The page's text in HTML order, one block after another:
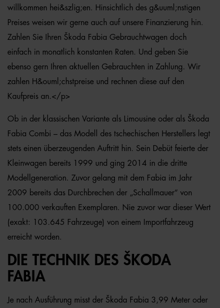
willkommen hei&szlig;en. Hinsichtlich des g&uuml;nstigen
Preises weisen wir gerne auch auf unsere Finanzierung hin.
Zahlen Sie Ihren Škoda Fabia Gebrauchtwagen doch
einfach in monatlich konstanten Raten. Und geben Sie
ebenso gern Ihren aktuellen Gebrauchten in Zahlung. Wir
zahlen H&ouml;chstpreise und rechnen diese auf den
Kaufpreis an.</p>
Ob in der klassischen Variante als Limousine oder als Škoda
Fabia Combi – das Modell des tschechischen Herstellers legt
stets einen überzeugenden Auftritt hin. Sein Debüt feierte der
Kleinwagen bereits 1999 und ging 2014 in die dritte
Modellgeneration. Zuvor gelang mit dem Fabia im Jahr
2009 bereits das Durchbrechen der „Schallmauer“ von
100.000 verkauften Exemplaren. Nie zuvor war dieser Wert
(exakt: 103.645 Fahrzeuge) von einem Importfahrzeug
erreicht worden.
DIE TECHNIK DES ŠKODA
FABIA
Je nach Ausführung misst der Škoda Fabia 3,99 Meter oder